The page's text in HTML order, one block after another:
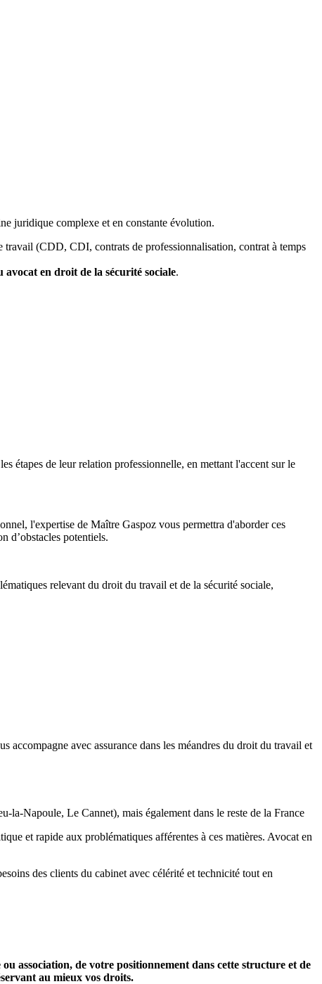
juridique complexe et en constante évolution.
(CDD, CDI, contrats de professionnalisation, contrat à temps
avocat en droit de la sécurité sociale.
étapes de leur relation professionnelle, en mettant l'accent sur le
l'expertise de Maître Gaspoz vous permettra d'aborder ces
d’obstacles potentiels.
relevant du droit du travail et de la sécurité sociale,
accompagne avec assurance dans les méandres du droit du travail et
la-Napoule, Le Cannet), mais également dans le reste de la France
et rapide aux problématiques afférentes à ces matières. Avocat en
des clients du cabinet avec célérité et technicité tout en
association, de votre positionnement dans cette structure et de
au mieux vos droits.